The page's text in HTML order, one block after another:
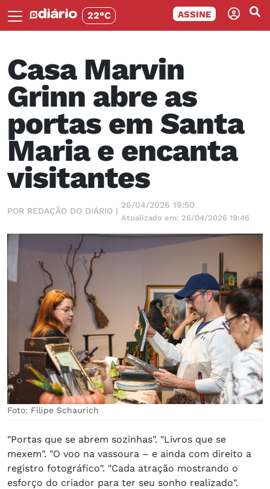
22°C ASSINE
Casa Marvin
Grinn abre as
portas em Santa
Maria e encanta
visitantes
POR REDAÇÃO DO DIÁRIO |
26/04/2026 19:50
Atualizado em: 26/04/2026 19:46
Foto: Filipe Schaurich
"Portas que se abrem sozinhas". "Livros que se
mexem". "O voo na vassoura – e ainda com direito a
registro fotográfico". "Cada atração mostrando o
esforço do criador para ter seu sonho realizado".